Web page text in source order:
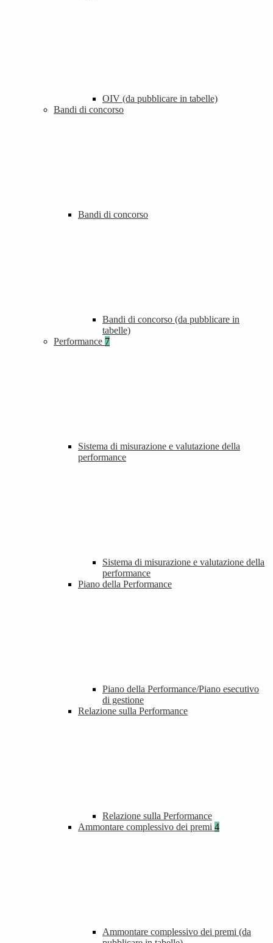
OIV (da pubblicare in tabelle)
Bandi di concorso
Bandi di concorso
Bandi di concorso (da pubblicare in
tabelle)
Performance 7
Sistema di misurazione e valutazione della
performance
Sistema di misurazione e valutazione della
performance
Piano della Performance
Piano della Performance/Piano esecutivo
di gestione
Relazione sulla Performance
Relazione sulla Performance
Ammontare complessivo dei premi 4
Ammontare complessivo dei premi (da